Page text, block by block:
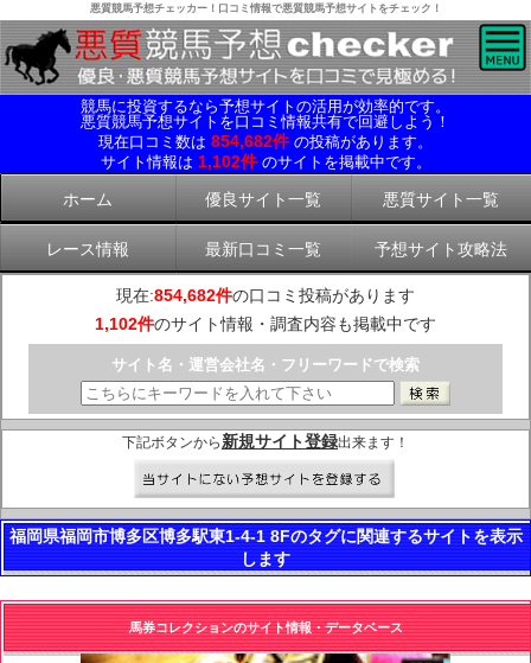
悪質競馬予想チェッカー！口コミ情報で悪質競馬予想サイトをチェック！
競馬に投資するなら予想サイトの活用が効率的です。
悪質競馬予想サイトを口コミ情報共有で回避しよう！
現在口コミ数は 854,682件 の投稿があります。
サイト情報は 1,102件 のサイトを掲載中です。
ホーム 優良サイト一覧 悪質サイト一覧
レース情報 最新口コミ一覧 予想サイト攻略法
現在:854,682件の口コミ投稿があります
1,102件のサイト情報・調査内容も掲載中です
サイト名・運営会社名・フリーワードで検索
下記ボタンから 新規サイト登録出来ます！
福岡県福岡市博多区博多駅東1-4-1 8Fのタグに関連するサイトを表示
します
馬券コレクションのサイト情報・データベース